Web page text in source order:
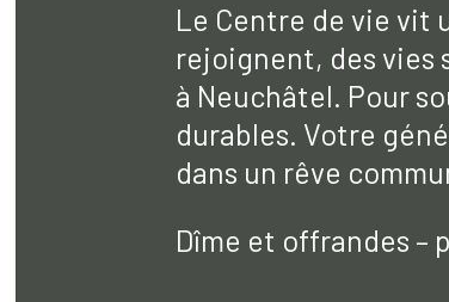
Le Centre de vie vit
rejoignent, des vies
à Neuchâtel. Pour
durables. Votre
dans un rêve
Dîme et offrandes –